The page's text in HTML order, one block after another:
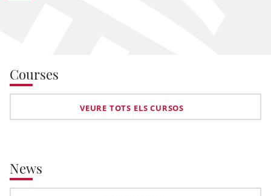
Courses
VEURE TOTS ELS CURSOS
News